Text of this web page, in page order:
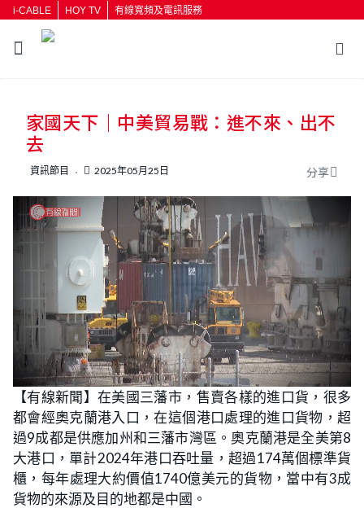
i-CABLE HOY TV 有線寬頻及電訊服務
按輸入鍵開始搜尋
家國天下｜中美貿易戰：進不來、出不
去
資訊節目 2025年05月25日 分享
U
n
m
t
e
L
o
a
d
e
d
:
1
.
9
4
%
【有線新聞】在美國三藩市，售賣各樣的進口貨，很多
都會經奧克蘭港入口，在這個港口處理的進口貨物，超
過9成都是供應加州和三藩市灣區。奧克蘭港是全美第8
大港口，單計2024年港口吞吐量，超過174萬個標準貨
櫃，每年處理大約價值1740億美元的貨物，當中有3成
貨物的來源及目的地都是中國。